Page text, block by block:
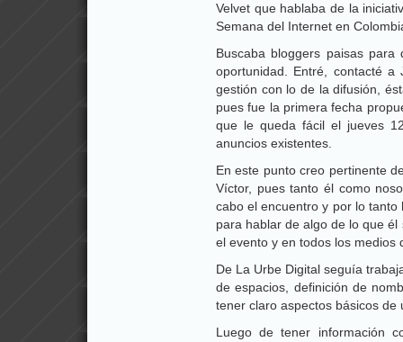
Velvet que hablaba de la
Semana del Internet en
Buscaba bloggers paisas
oportunidad. Entré, contacté
gestión con lo de la difusión,
pues fue la primera fecha
que le queda fácil el jueves
anuncios existentes.
En este punto creo pertinente
Víctor, pues tanto él como
cabo el encuentro y por lo
para hablar de algo de lo que
el evento y en todos los medios
De La Urbe Digital seguía
de espacios, definición de
tener claro aspectos básicos
Luego de tener información